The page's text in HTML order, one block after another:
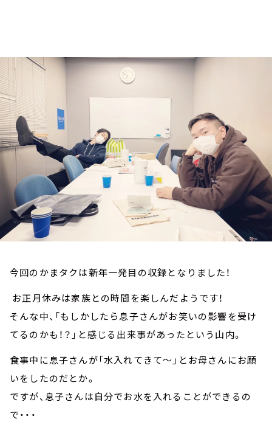
トピックス
TBS Podcast
イベント・グッズ
YouTube
会社情報
今回のかまタクは新年一発目の収録となりました！
お正月休みは家族との時間を楽しんだようです！
そんな中、「もしかしたら息子さんがお笑いの影響を受け
てるのかも！？」と感じる出来事があったという山内。
食事中に息子さんが「水入れてきて～」とお母さんにお願
いをしたのだとか。
ですが、息子さんは自分でお水を入れることができるの
で・・・